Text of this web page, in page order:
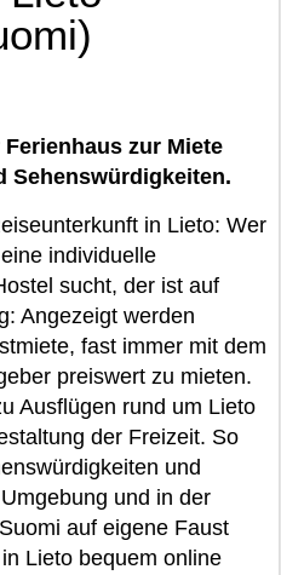
zur Miete
Sehenswürdigkeiten.
in Lieto: Wer
individuelle
sucht, der ist auf
Angezeigt werden
fast immer mit dem
preiswert zu mieten.
Ausflügen rund um Lieto
der Freizeit. So
und
und in der
auf eigene Faust
Lieto bequem online